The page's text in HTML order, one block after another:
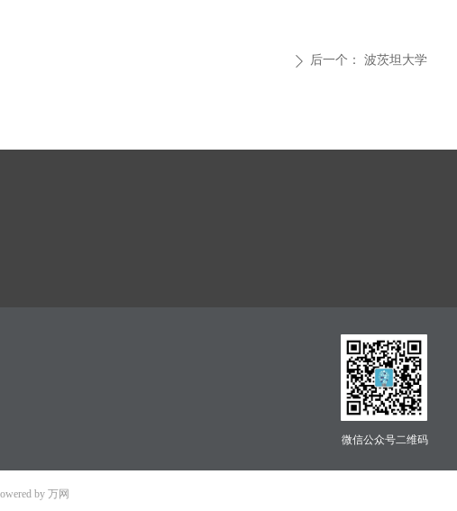
ꄲ 后一个： 波茨坦大学
微信公众号二维码
by 万网